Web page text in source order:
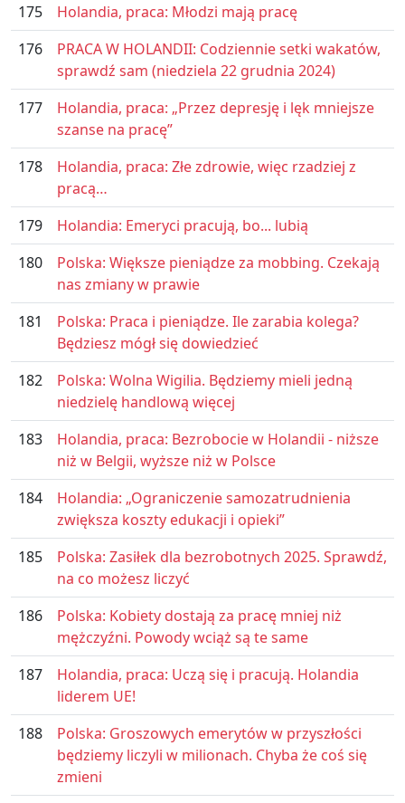
175
Holandia, praca: Młodzi mają pracę
176
PRACA W HOLANDII: Codziennie setki wakatów,
sprawdź sam (niedziela 22 grudnia 2024)
177
Holandia, praca: „Przez depresję i lęk mniejsze
szanse na pracę”
178
Holandia, praca: Złe zdrowie, więc rzadziej z
pracą…
179
Holandia: Emeryci pracują, bo... lubią
180
Polska: Większe pieniądze za mobbing. Czekają
nas zmiany w prawie
181
Polska: Praca i pieniądze. Ile zarabia kolega?
Będziesz mógł się dowiedzieć
182
Polska: Wolna Wigilia. Będziemy mieli jedną
niedzielę handlową więcej
183
Holandia, praca: Bezrobocie w Holandii - niższe
niż w Belgii, wyższe niż w Polsce
184
Holandia: „Ograniczenie samozatrudnienia
zwiększa koszty edukacji i opieki”
185
Polska: Zasiłek dla bezrobotnych 2025. Sprawdź,
na co możesz liczyć
186
Polska: Kobiety dostają za pracę mniej niż
mężczyźni. Powody wciąż są te same
187
Holandia, praca: Uczą się i pracują. Holandia
liderem UE!
188
Polska: Groszowych emerytów w przyszłości
będziemy liczyli w milionach. Chyba że coś się
zmieni